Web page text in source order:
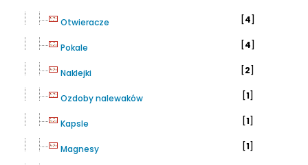
Otwieracze [4]
Pokale [4]
Naklejki [2]
Ozdoby nalewaków [1]
Kapsle [1]
Magnesy [1]